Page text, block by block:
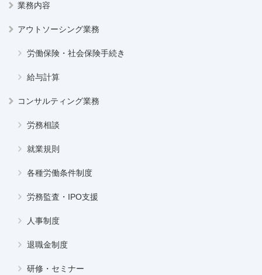
業務内容
アウトソーシング業務
労働保険・社会保険手続き
給与計算
コンサルティング業務
労務相談
就業規則
各種労働条件制度
労務監査・IPO支援
人事制度
退職金制度
研修・セミナー